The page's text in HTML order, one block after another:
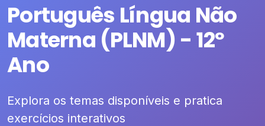
Português Língua Não
Materna (PLNM) - 12º
Ano
Explora os temas disponíveis e pratica
exercícios interativos